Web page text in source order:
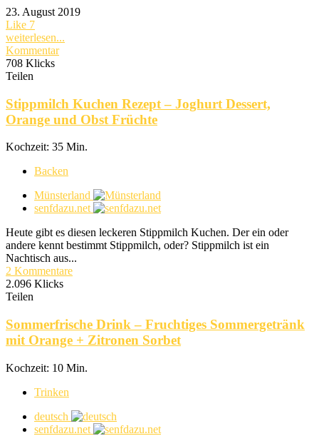
23. August 2019
Like 7
weiterlesen...
Kommentar
708 Klicks
Teilen
Stippmilch Kuchen Rezept – Joghurt Dessert,
Orange und Obst Früchte
Kochzeit: 35 Min.
Backen
Münsterland
senfdazu.net
Heute gibt es diesen leckeren Stippmilch Kuchen. Der ein oder
andere kennt bestimmt Stippmilch, oder? Stippmilch ist ein
Nachtisch aus...
2 Kommentare
2.096 Klicks
Teilen
Sommerfrische Drink – Fruchtiges Sommergetränk
mit Orange + Zitronen Sorbet
Kochzeit: 10 Min.
Trinken
deutsch
senfdazu.net